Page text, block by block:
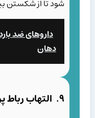
شود تا از شکستن
داروهای ضد
دهان
۹. التهاب رباط پریودنتال: